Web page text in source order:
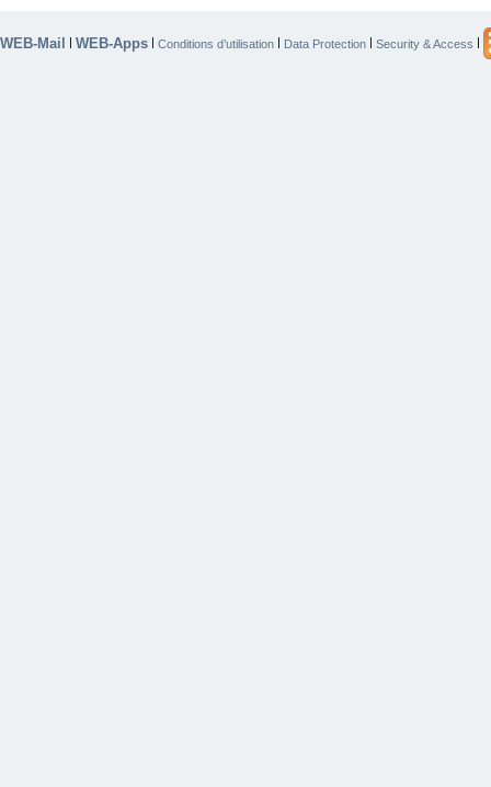
WEB-Mail | WEB-Apps | Conditions d’utilisation | Data Protection | Security & Access |